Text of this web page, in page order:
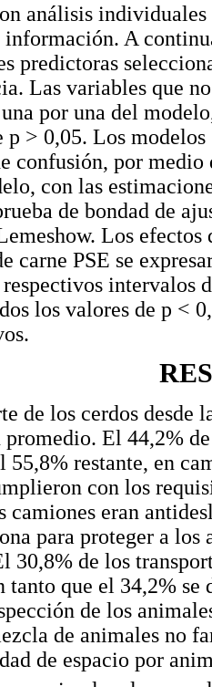
análisis
A
predictoras
Las variables que
por una del
p > 0,05. Los
confusión, por
con las
de bondad de
Los
carne PSE se
intervalos
los valores de p <
de los cerdos desde
promedio. El 44,2%
55,8% restante, en
con los
camiones eran
para proteger a
30,8% de los
tanto que el 34,2%
de los
de animales no
de espacio por